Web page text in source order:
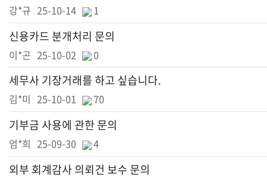
강*규 25-10-14 1
신용카드 분개처리 문의
이*곤 25-10-02 0
세무사 기장거래를 하고 싶습니다.
김*미 25-10-01 70
기부금 사용에 관한 문의
엄*희 25-09-30 4
외부 회계감사 의뢰건 보수 문의